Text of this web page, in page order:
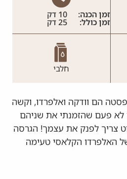
זמן הכנה: 10 דק
זמן כולל: 25 דק
חלבי
הם וודקה ואלפרדו, וקשה
לא פעם שהזמנתי את שניהם
צריך לפנק את עצמך! הגרסה
האלפרדו הקלאסי טעימה